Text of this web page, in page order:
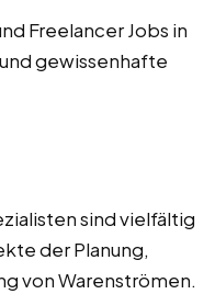
Freelancer Jobs in
gewissenhafte
sind vielfältig
der Planung,
von Warenströmen.